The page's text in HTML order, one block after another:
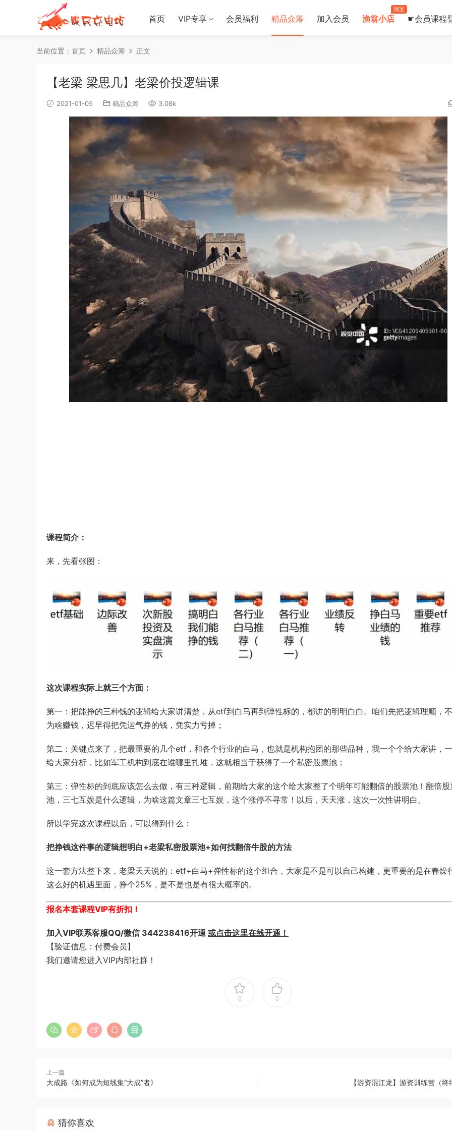
首页 VIP专享 会员福利 精品众筹 加入会员 渔翁小店
淘宝
☛会员课程
当前位置： 首页 精品众筹 正文
【老梁 梁思几】老梁价投逻辑课
2021-01-05 精品众筹 3.08k
课程简介：
来，先看张图：
这次课程实际上就三个方面：
第一：把能挣的三种钱的逻辑给大家讲清楚，从etf到白马再到弹性标的，都讲的明明白白。咱们先把逻辑理顺，
为啥赚钱，迟早得把凭运气挣的钱，凭实力亏掉；
第二：关键点来了，把最重要的几个etf，和各个行业的白马，也就是机构抱团的那些品种，我一个个给大家讲，
给大家分析，比如军工机构到底在谁哪里扎堆，这就相当于获得了一个私密股票池；
第三：弹性标的到底应该怎么去做，有三种逻辑，前期给大家的这个给大家整了个明年可能翻倍的股票池！翻倍股
池，三七互娱是什么逻辑，为啥这篇文章三七互娱，这个涨停不寻常！以后，天天涨，这次一次性讲明白。
所以学完这次课程以后，可以得到什么：
把挣钱这件事的逻辑想明白+老梁私密股票池+如何找翻倍牛股的方法
这一套方法整下来，老梁天天说的：etf+白马+弹性标的这个组合，大家是不是可以自己构建，更重要的是在春燥
这么好的机遇里面，挣个25%，是不是也是有很大概率的。
报名本套课程VIP有折扣！
加入VIP联系客服QQ/微信 344238416开通 或点击这里在线开通！
【验证信息：付费会员】
我们邀请您进入VIP内部社群！
0 0
上一篇
大成路《如何成为短线集“大成”者》 【游资混江龙】游资训练营（终
猜你喜欢